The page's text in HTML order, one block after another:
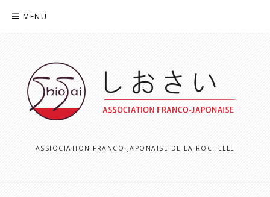
MENU
ASSIOCIATION FRANCO-JAPONAISE DE LA ROCHELLE